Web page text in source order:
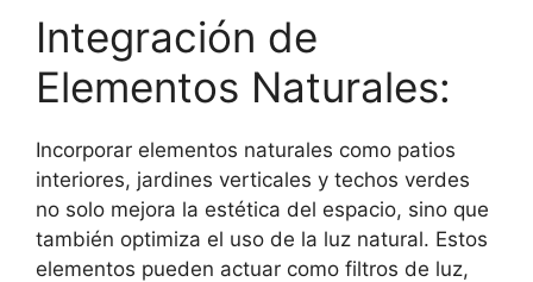
Integración de
Elementos Naturales:
Incorporar elementos naturales como patios
interiores, jardines verticales y techos verdes
no solo mejora la estética del espacio, sino que
también optimiza el uso de la luz natural. Estos
elementos pueden actuar como filtros de luz,